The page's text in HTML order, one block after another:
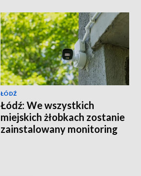
ŁÓDŹ
Łódź: We wszystkich
miejskich żłobkach zostanie
zainstalowany monitoring